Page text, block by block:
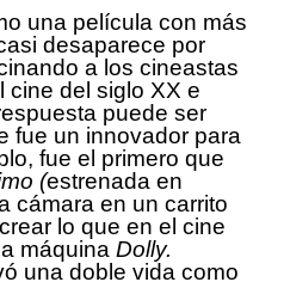
una película con más
desaparece por
a los cineastas
cine del siglo XX e
puede ser
fue un innovador para
fue el primero que
(estrenada en
cámara en un carrito
lo que en el cine
máquina Dolly.
una doble vida como